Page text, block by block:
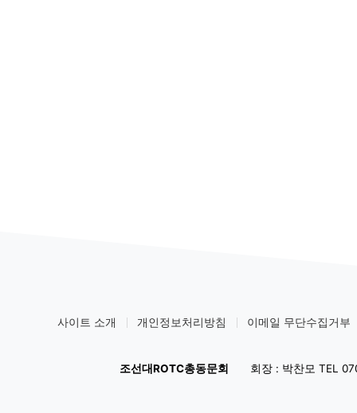
사이트 소개 개인정보처리방침 이메일 무단수집거부
조선대ROTC총동문회 회장 : 박찬모 TEL